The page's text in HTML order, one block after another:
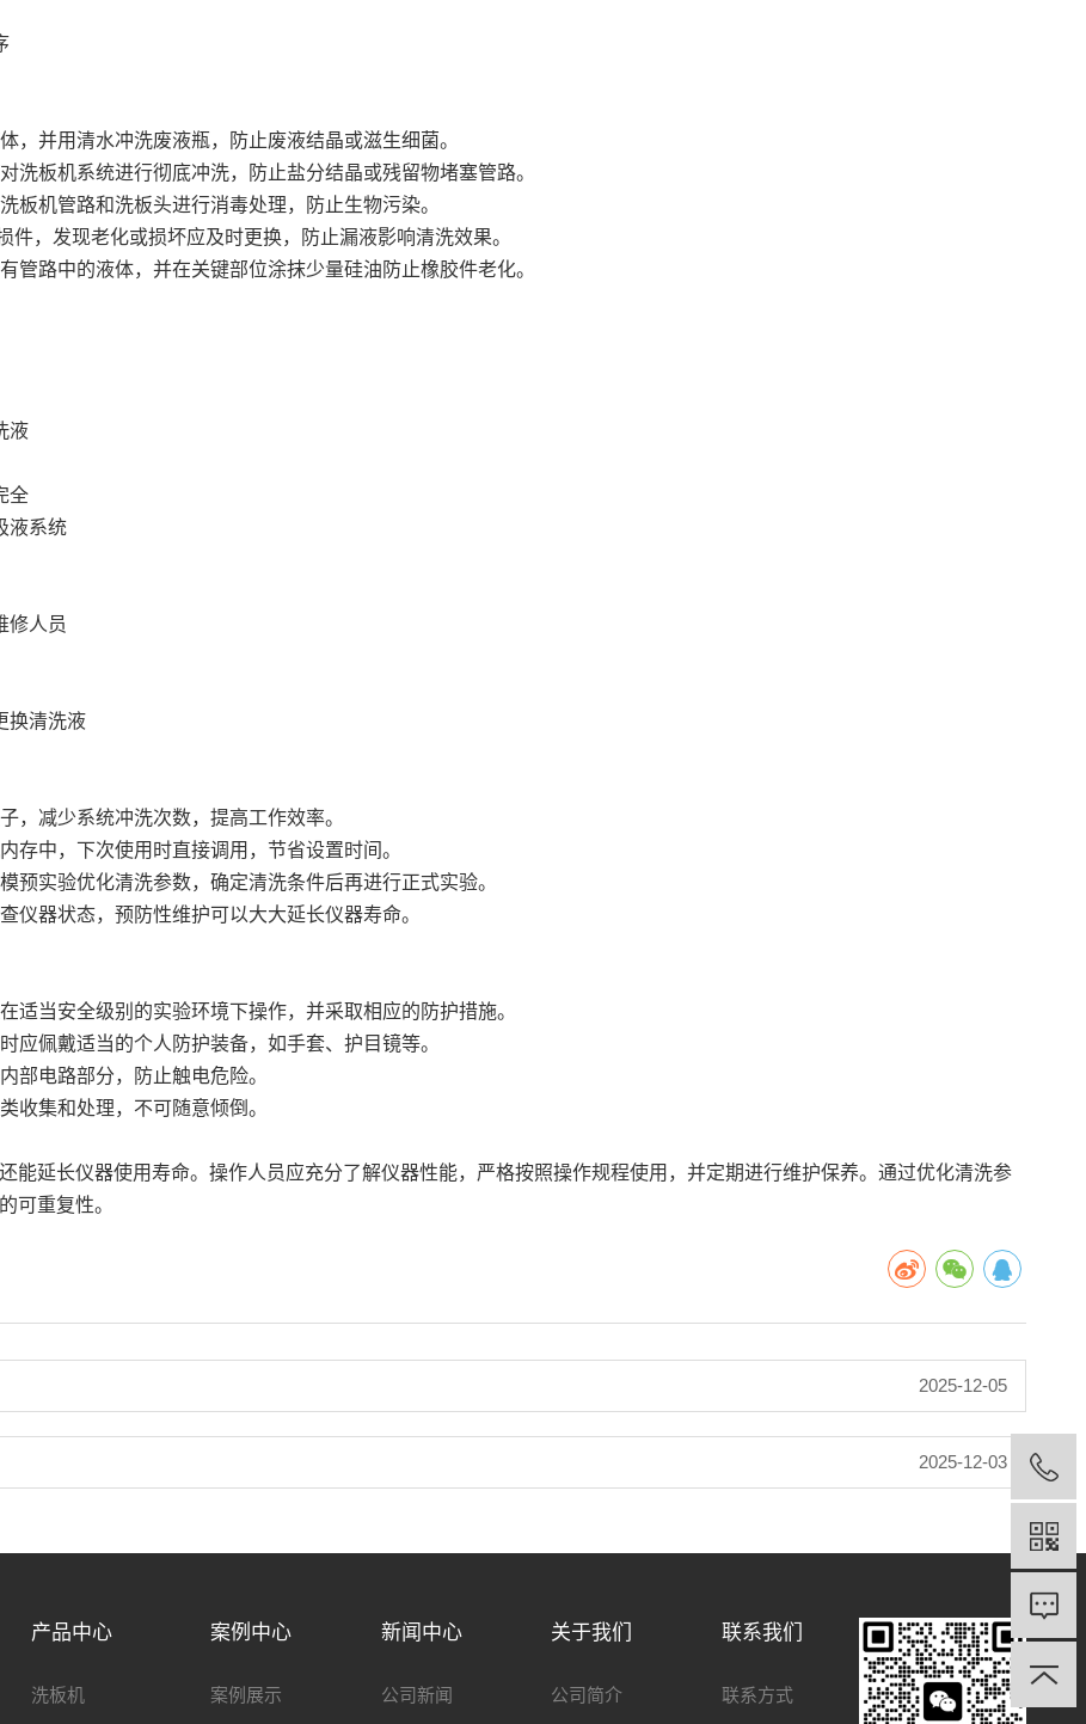
，并用清水冲洗废液瓶，防止废液结晶或滋生细菌。
洗板机系统进行彻底冲洗，防止盐分结晶或残留物堵塞管路。
板机管路和洗板头进行消毒处理，防止生物污染。
，发现老化或损坏应及时更换，防止漏液影响清洗效果。
路中的液体，并在关键部位涂抹少量硅油防止橡胶件老化。
液
全
液系统
修人员
换清洗液
，减少系统冲洗次数，提高工作效率。
存中，下次使用时直接调用，节省设置时间。
实验优化清洗参数，确定清洗条件后再进行正式实验。
仪器状态，预防性维护可以大大延长仪器寿命。
适当安全级别的实验环境下操作，并采取相应的防护措施。
应佩戴适当的个人防护装备，如手套、护目镜等。
部电路部分，防止触电危险。
收集和处理，不可随意倾倒。
能延长仪器使用寿命。操作人员应充分了解仪器性能，严格按照操作规程使用，并定期进行维护保养。通过优化清洗参
可重复性。
2025-12-05
2025-12-03
产品中心
洗板机
案例中心
案例展示
新闻中心
公司新闻
关于我们
公司简介
联系我们
联系方式